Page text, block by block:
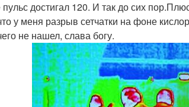
достигал 120. И так до сих
у меня разрыв сетчатки на фоне
не нашел, слава богу.